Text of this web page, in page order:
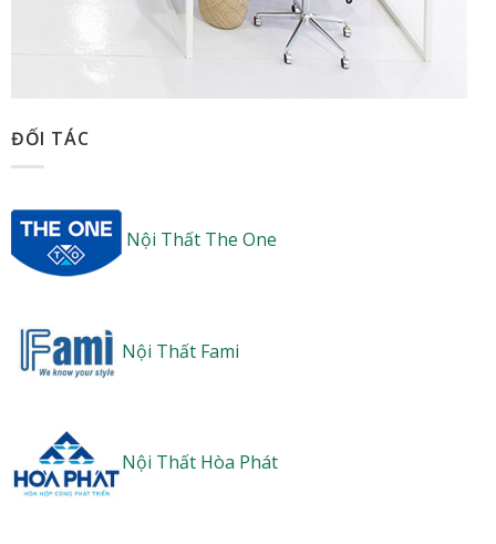
ĐỐI TÁC
Nội Thất The One
Nội Thất Fami
Nội Thất Hòa Phát